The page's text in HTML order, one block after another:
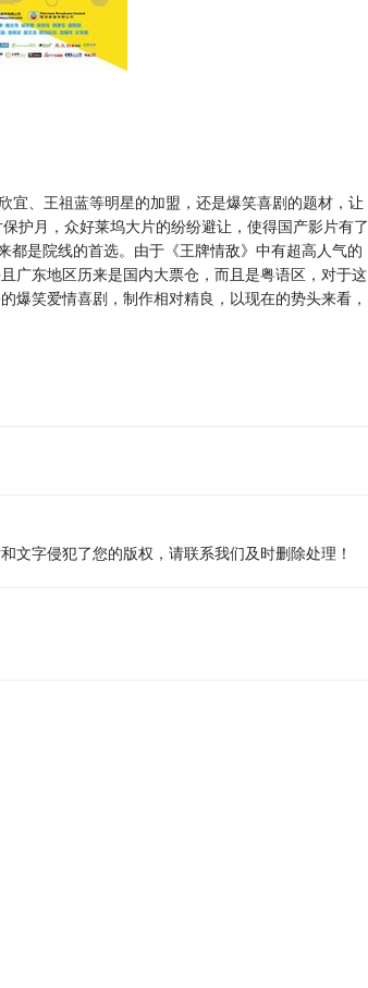
、王祖蓝等明星的加盟，还是爆笑喜剧的题材，让
护月，众好莱坞大片的纷纷避让，使得国产影片有了
都是院线的首选。由于《王牌情敌》中有超高人气的
广东地区历来是国内大票仓，而且是粤语区，对于这
爆笑爱情喜剧，制作相对精良，以现在的势头来看，
文字侵犯了您的版权，请联系我们及时删除处理！